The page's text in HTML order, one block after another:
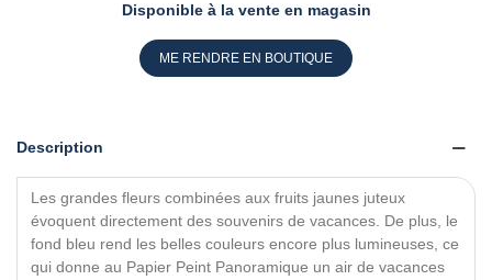
Disponible à la vente en magasin
ME RENDRE EN BOUTIQUE
Description
Les grandes fleurs combinées aux fruits jaunes juteux
évoquent directement des souvenirs de vacances. De plus, le
fond bleu rend les belles couleurs encore plus lumineuses, ce
qui donne au Papier Peint Panoramique un air de vacances